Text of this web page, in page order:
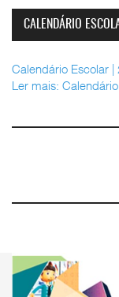
CALENDÁRIO
Calendário Escolar |
Ler mais: